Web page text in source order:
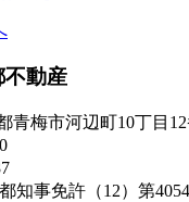
青梅市河辺町10丁目
知事免許（12）第